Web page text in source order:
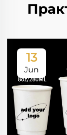
13
Jun